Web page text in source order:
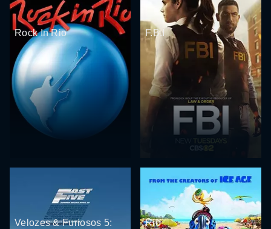
Rock In Rio F.B.I
Velozes & Furiosos 5:
Rio